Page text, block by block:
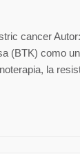
cancer
(BTK) como
la